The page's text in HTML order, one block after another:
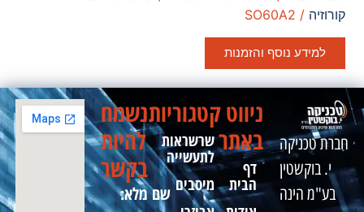
קורוזיה / SO60A2
למידע נוסף והזמנות
חברת טכניקה
י. בוקשטין
בע"מ הינה
ניווט
באתר
דף
הבית
קטגוריות
שרשראות
לתעשייה
מיסבים
נשמח
להיות
בקשר
שם מלא: